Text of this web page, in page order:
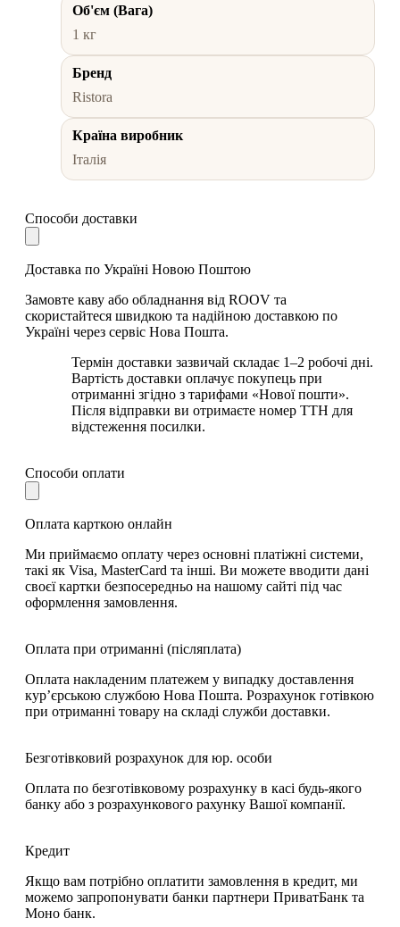
Об'єм (Вага)
1 кг
Бренд
Ristora
Країна виробник
Італія
Способи доставки
Доставка по Україні Новою Поштою
Замовте каву або обладнання від ROOV та
скористайтеся швидкою та надійною доставкою по
Україні через сервіс Нова Пошта.
Термін доставки зазвичай складає 1–2 робочі дні.
Вартість доставки оплачує покупець при
отриманні згідно з тарифами «Нової пошти».
Після відправки ви отримаєте номер ТТН для
відстеження посилки.
Способи оплати
Оплата карткою онлайн
Ми приймаємо оплату через основні платіжні системи,
такі як Visa, MasterCard та інші. Ви можете вводити дані
своєї картки безпосередньо на нашому сайті під час
оформлення замовлення.
Оплата при отриманні (післяплата)
Оплата накладеним платежем у випадку доставлення
кур’єрською службою Нова Пошта. Розрахунок готівкою
при отриманні товару на складі служби доставки.
Безготівковий розрахунок для юр. особи
Оплата по безготівковому розрахунку в касі будь-якого
банку або з розрахункового рахунку Вашої компанії.
Кредит
Якщо вам потрібно оплатити замовлення в кредит, ми
можемо запропонувати банки партнери ПриватБанк та
Моно банк.